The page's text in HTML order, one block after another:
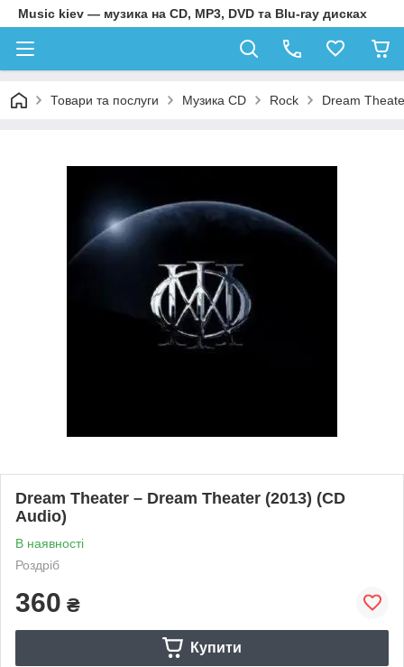
Music kiev — музика на CD, MP3, DVD та Blu-ray дисках
Товари та послуги Музика CD Rock Dream
Dream Theater – Dream Theater (2013) (CD
Audio)
В наявності
Роздріб
360 ₴
Купити